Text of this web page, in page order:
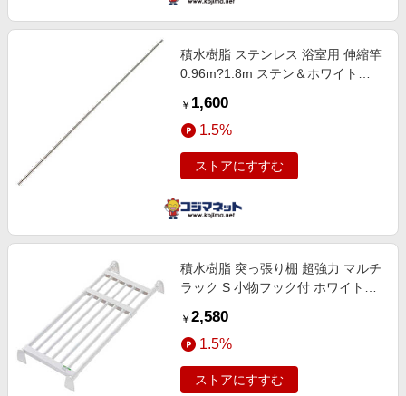
積水樹脂 ステンレス 浴室用 伸縮竿
0.96m?1.8m ステン＆ホワイト
￥ 1,600
1.5%
ストアにすすむ
積水樹脂 突っ張り棚 超強力 マルチ
ラック S 小物フック付 ホワイト
￥ 2,580
1.5%
ストアにすすむ